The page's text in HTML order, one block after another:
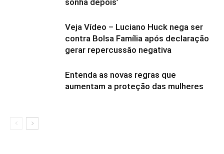
sonha depois’
Veja Vídeo – Luciano Huck nega ser
contra Bolsa Família após declaração
gerar repercussão negativa
Entenda as novas regras que
aumentam a proteção das mulheres